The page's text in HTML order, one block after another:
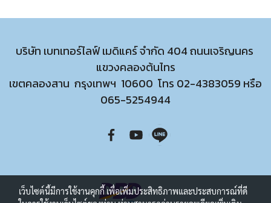
บริษัท เบทเทอร์ไลฟ์ เมดิแคร์ จำกัด 404 ถนนเจริญนคร
แขวงคลองต้นไทร
เขตคลองสาน กรุงเทพฯ 10600 โทร 02-4383059 หรือ
065-5254944
เว็บไซต์นี้มีการใช้งานคุกกี้ เพื่อเพิ่มประสิทธิภาพและประสบการณ์ที่ดี